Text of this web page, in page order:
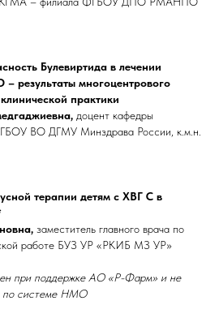
Булевиртида в лечении
– результаты многоцентрового
практики
доцент кафедры
ВО ДГМУ Минздрава России, к.м.н.
терапии детям с ХВГ С в
заместитель главного врача по
работе БУЗ УР «РКИБ МЗ УР»
при поддержке АО «Р-Фарм» и не
по системе НМО